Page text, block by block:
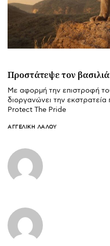
Προστάτεψε τον
Με αφορμή την επιστροφή
διοργανώνει την
Protect The Pride
ΑΓΓΕΛΙΚΉ ΛΆΛΟΥ